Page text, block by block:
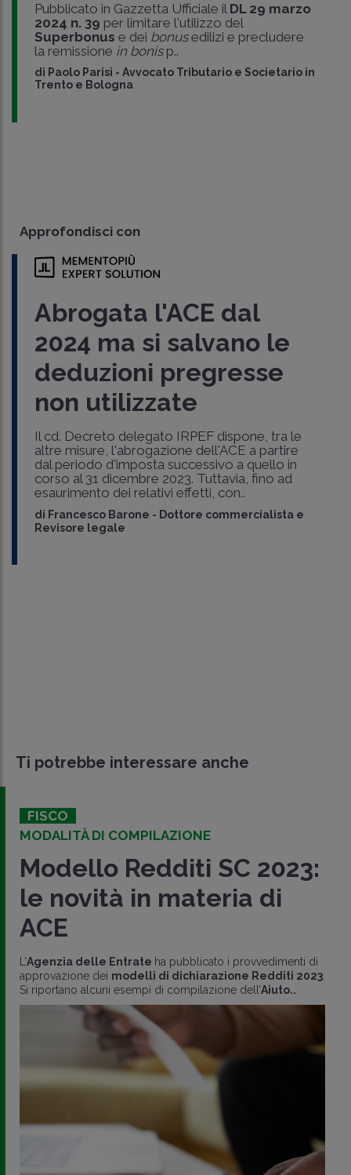
Pubblicato in Gazzetta Ufficiale il DL 29 marzo
2024 n. 39 per limitare l'utilizzo del
Superbonus e dei bonusedilizi e precludere
la remissione in bonis p..
di Paolo Parisi - Avvocato Tributario e Societario in
Trento e Bologna
Approfondisci con
Abrogata l'ACE dal
2024 ma si salvano le
deduzioni pregresse
non utilizzate
Il cd. Decreto delegato IRPEF dispone, tra le
altre misure, l'abrogazione dell'ACE a partire
dal periodo d'imposta successivo a quello in
corso al 31 dicembre 2023. Tuttavia, fino ad
esaurimento dei relativi effetti, con..
di Francesco Barone - Dottore commercialista e
Revisore legale
Ti potrebbe interessare anche
FISCO
MODALITÀ DI COMPILAZIONE
Modello Redditi SC 2023:
le novità in materia di
ACE
L’Agenzia delle Entrate ha pubblicato i provvedimenti di
approvazione dei modelli di dichiarazione Redditi 2023
Si riportano alcuni esempi di compilazione dell’Aiuto..